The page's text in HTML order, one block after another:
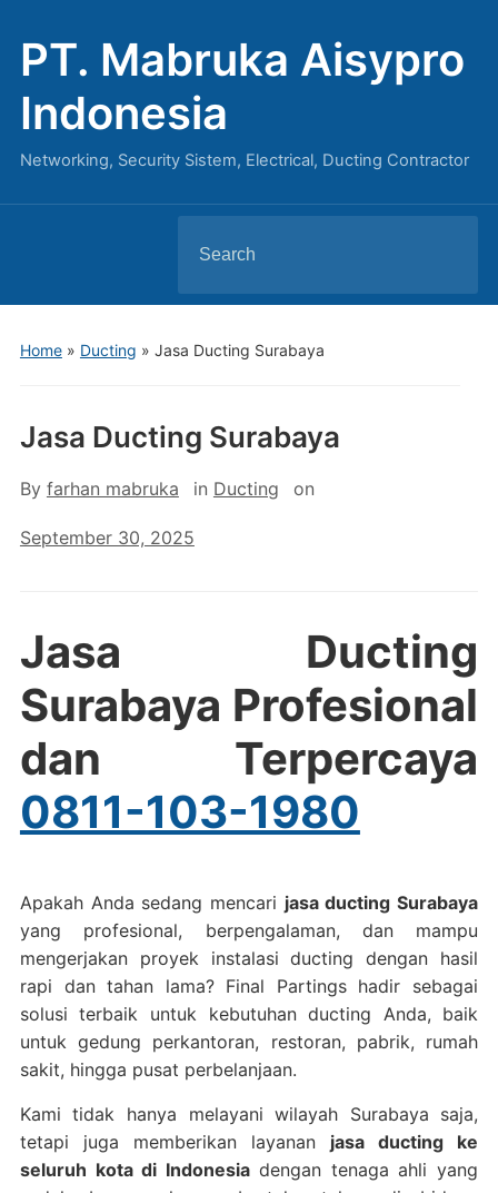
PT. Mabruka Aisypro
Indonesia
Networking, Security Sistem, Electrical, Ducting Contractor
for:
Home» Ducting » Jasa Ducting Surabaya
Jasa Ducting Surabaya
By farhan mabruka in Ducting on
September 30, 2025
Jasa Ducting
Surabaya Profesional
dan Terpercaya
0811-103-1980
Apakah Anda sedang mencari jasa ducting Surabaya
yang profesional, berpengalaman, dan mampu
mengerjakan proyek instalasi ducting dengan hasil
rapi dan tahan lama? Final Partings hadir sebagai
solusi terbaik untuk kebutuhan ducting Anda, baik
untuk gedung perkantoran, restoran, pabrik, rumah
sakit, hingga pusat perbelanjaan.
Kami tidak hanya melayani wilayah Surabaya saja,
tetapi juga memberikan layanan jasa ducting ke
seluruh kota di Indonesiadengan tenaga ahli yang